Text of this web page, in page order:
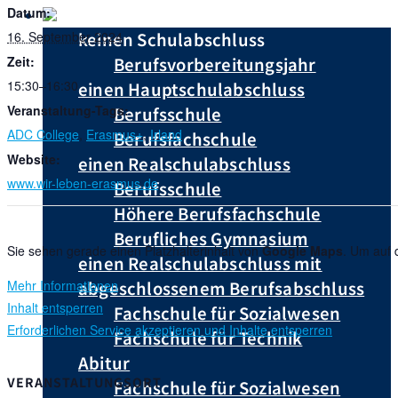
keinen Schulabschluss
Berufsvorbereitungsjahr
einen Hauptschulabschluss
Berufsschule
Berufsfachschule
einen Realschulabschluss
Berufsschule
Höhere Berufsfachschule
Berufliches Gymnasium
einen Realschulabschluss mit
abgeschlossenem Berufsabschluss
Fachschule für Sozialwesen
Fachschule für Technik
Abitur
Fachschule für Sozialwesen
Datum:
16. September 2024
Zeit:
15:30–16:30
Veranstaltung-Tags:
ADC College Erasmus+,Irland
Website:
www.wir-leben-erasmus.de
VERANSTALTUNGSORT
Sie sehen gerade einen Platzhalterinhalt vonGoogle Maps . Um
Mehr Informationen
Inhalt entsperren
Erforderlichen Service akzeptieren und Inhalte entsperren